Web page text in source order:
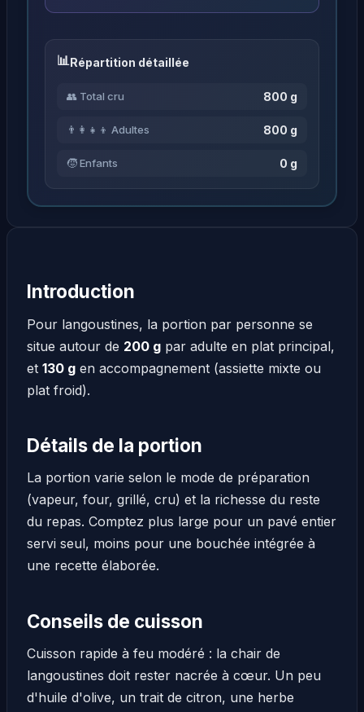
Répartition détaillée
👥 Total cru 800 g
👨‍👩‍👧‍👦 Adultes 800 g
🧒 Enfants 0 g
Introduction
Pour langoustines, la portion par personne se
situe autour de 200 g par adulte en plat principal,
et 130 g en accompagnement (assiette mixte ou
plat froid).
Détails de la portion
La portion varie selon le mode de préparation
(vapeur, four, grillé, cru) et la richesse du reste
du repas. Comptez plus large pour un pavé entier
servi seul, moins pour une bouchée intégrée à
une recette élaborée.
Conseils de cuisson
Cuisson rapide à feu modéré : la chair de
langoustines doit rester nacrée à cœur. Un peu
d'huile d'olive, un trait de citron, une herbe